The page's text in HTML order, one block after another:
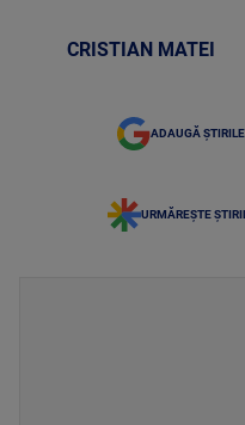
CRISTIAN MATEI
ADAUGĂ ȘTIRILE
URMĂREȘTE